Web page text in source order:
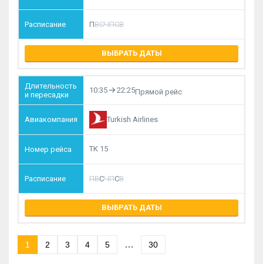
ПВСЧПСВ
ВЫБРАТЬ ДАТЫ
10:35 22:25Прямой рейс
Turkish Airlines
TK 15
ПВСЧПСВ
ВЫБРАТЬ ДАТЫ
1 2 3 4 5 … 30